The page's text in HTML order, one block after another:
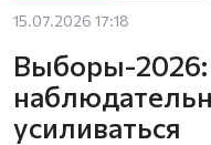
15.07.2026 17:18
Выборы-2026:
усиливаться